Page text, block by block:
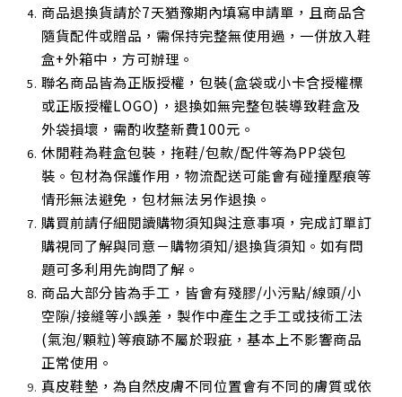
商品退換貨請於7天猶豫期內填寫申請單，且商品含
隨貨配件或贈品，需保持完整無使用過，一併放入鞋
盒+外箱中，方可辦理。
聯名商品皆為正版授權，包裝(盒袋或小卡含授權標
或正版授權LOGO)，退換如無完整包裝導致鞋盒及
外袋損壞，需酌收整新費100元。
休閒鞋為鞋盒包裝，拖鞋/包款/配件等為PP袋包
裝。包材為保護作用，物流配送可能會有碰撞壓痕等
情形無法避免，包材無法另作退換。
購買前請仔細閱讀購物須知與注意事項，完成訂單訂
購視同了解與同意－購物須知/退換貨須知。如有問
題可多利用先詢問了解。
商品大部分皆為手工，皆會有殘膠/小污點/線頭/小
空隙/接縫等小誤差，製作中產生之手工或技術工法
(氣泡/顆粒)等痕跡不屬於瑕疵，基本上不影響商品
正常使用 。
真皮鞋墊，為自然皮膚不同位置會有不同的膚質或依